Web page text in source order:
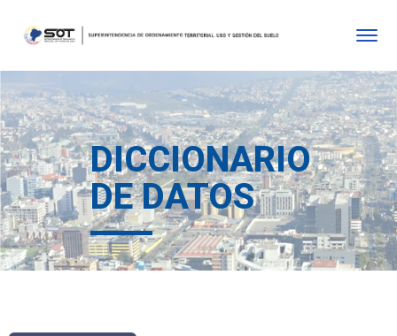
DICCIONARIO
DE DATOS